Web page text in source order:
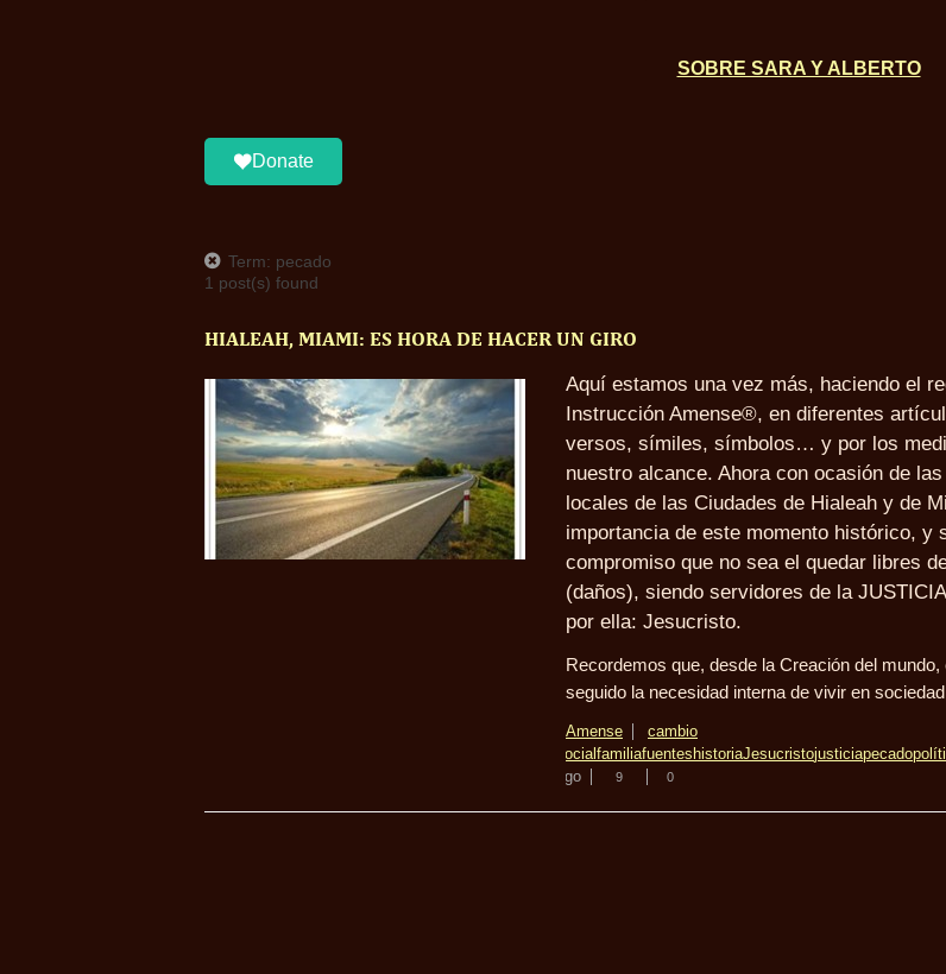
SOBRE SARA Y ALBERTO
Donate
Term: pecado
1 post(s) found
HIALEAH, MIAMI: ES HORA DE HACER UN GIRO
Aquí estamos una vez más, haciendo el
Instrucción Amense®, en diferentes
versos, símiles, símbolos… y por los
nuestro alcance. Ahora con ocasión de
locales de las Ciudades de Hialeah y de
importancia de este momento histórico, y
compromiso que no sea el quedar libres
(daños), siendo servidores de la
por ella: Jesucristo.
Recordemos que, desde la Creación del
seguido la necesidad interna de vivir en
Amense
cambio
socialfamiliafuentes historiaJesucristojusticiapecado
ago
9 0